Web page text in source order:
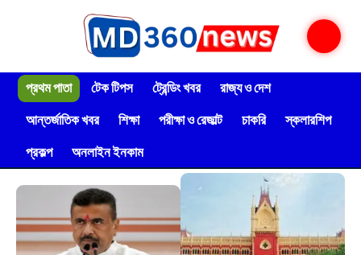
প্রথম পাতা টেক টিপস ট্রেন্ডিং খবর
রাজ্য ও দেশ
আন্তর্জাতিক খবর
শিক্ষা পরীক্ষা ও রেজাল্ট চাকরি
স্কলারশিপ
প্রকল্প
অনলাইন ইনকাম